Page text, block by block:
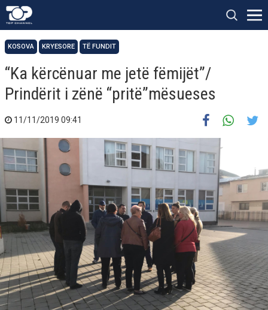
KOSOVA KRYESORE TË FUNDIT
“Ka kërcënuar me jetë fëmijët”/
Prindërit i zënë “pritë”mësueses
11/11/2019 09:41